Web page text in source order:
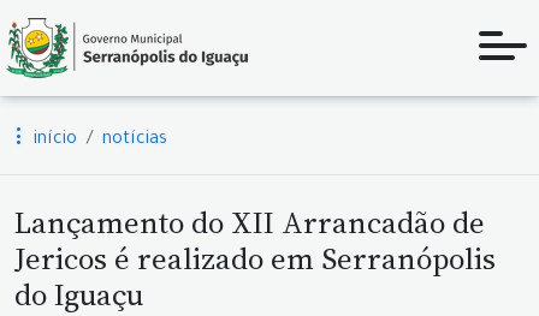
início notícias
Lançamento do XII Arrancadão de
Jericos é realizado em Serranópolis
do Iguaçu